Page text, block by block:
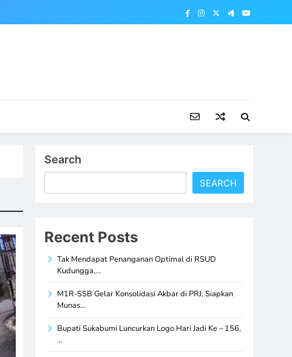
Search
SEARCH
Recent Posts
Tak Mendapat Penanganan Optimal di RSUD
Kudungga,…
M1R-SSB Gelar Konsolidasi Akbar di PRJ, Siapkan
Munas…
Bupati Sukabumi Luncurkan Logo Hari Jadi Ke – 156,
…